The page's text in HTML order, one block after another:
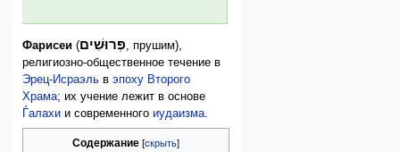
Фарисеи (פְּרוּשִׁים , прушим),
религиозно-общественное течение в
Эрец-Исраэль вэпоху Второго
Храма; их учение лежит в основе
Ѓалахи и современногоиудаизма
Содержание